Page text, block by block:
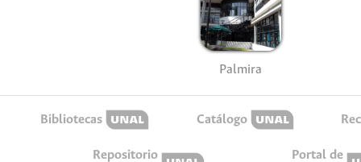
Palmira
Bibliotecas Catálogo
Repositorio
Portal de